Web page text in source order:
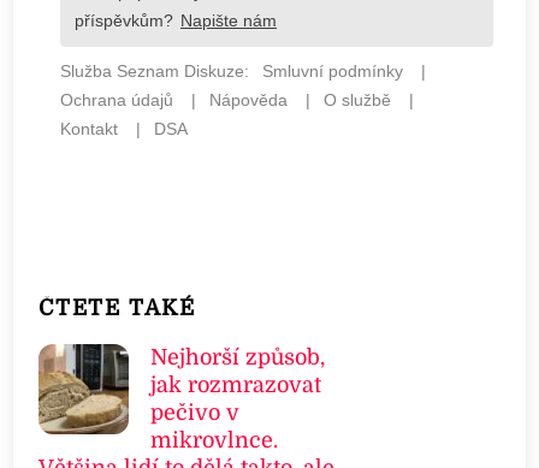
ČTETE TAKÉ
Nejhorší způsob,
jak rozmrazovat
pečivo v
mikrovlnce.